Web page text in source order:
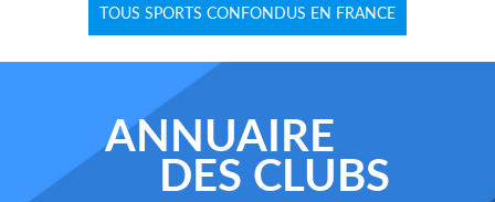
TOUS SPORTS CONFONDUS EN FRANCE
ANNUAIRE
DES CLUBS